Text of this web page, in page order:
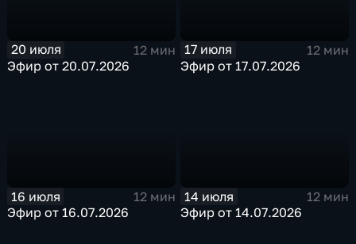
20 июля
12 мин
Эфир от 20.07.2026
17 июля
12 мин
Эфир от 17.07.2026
16 июля
12 мин
Эфир от 16.07.2026
14 июля
12 мин
Эфир от 14.07.2026